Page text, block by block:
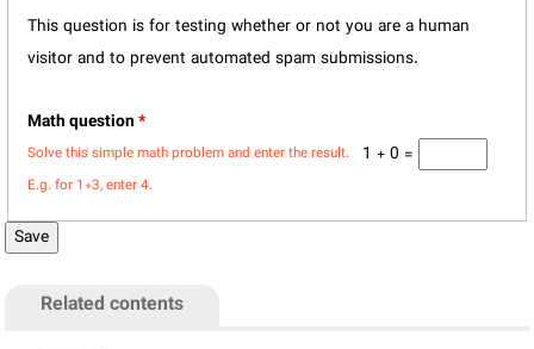
This question is for testing whether or not you are a human
visitor and to prevent automated spam submissions.
Math question*
1 + 0 =
Solve this simple math problem and enter the result.
E.g. for 1+3, enter 4.
Related contents